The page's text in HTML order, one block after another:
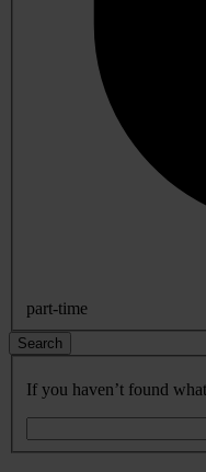
part-time
Search
If you haven’t found